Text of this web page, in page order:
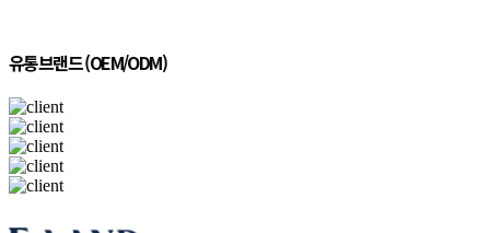
유통브랜드 (OEM/ODM)